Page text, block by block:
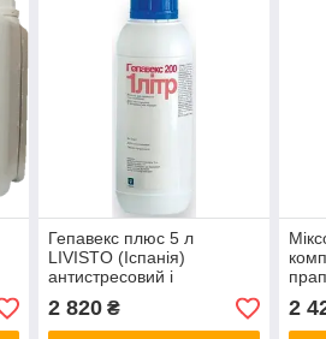
Гепавекс плюс 5 л
LIVISTO (Іспанія)
антистресовий і
імуностимулювальний
засіб для тварин і птахів.
2 820₴ 2